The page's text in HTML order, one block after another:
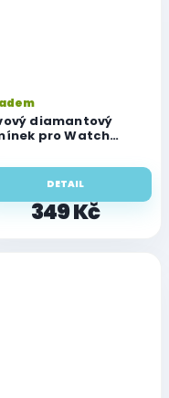
diamantový
pro Watch
349 Kč
DETAIL